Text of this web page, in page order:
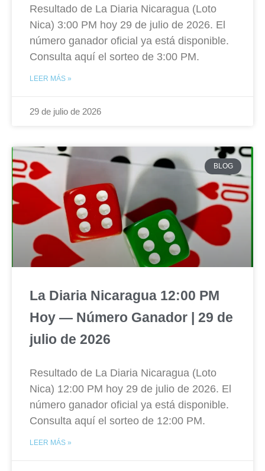
Resultado de La Diaria Nicaragua (Loto
Nica) 3:00 PM hoy 29 de julio de 2026. El
número ganador oficial ya está disponible.
Consulta aquí el sorteo de 3:00 PM.
LEER MÁS »
29 de julio de 2026
BLOG
La Diaria Nicaragua 12:00 PM
Hoy — Número Ganador | 29 de
julio de 2026
Resultado de La Diaria Nicaragua (Loto
Nica) 12:00 PM hoy 29 de julio de 2026. El
número ganador oficial ya está disponible.
Consulta aquí el sorteo de 12:00 PM.
LEER MÁS »